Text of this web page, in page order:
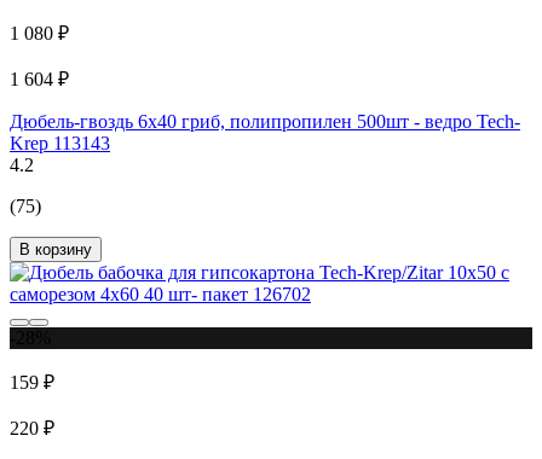
1 080 ₽
1 604 ₽
Дюбель-гвоздь 6х40 гриб, полипропилен 500шт - ведро Tech-
Krep 113143
4.2
(75)
В корзину
159 ₽
220 ₽